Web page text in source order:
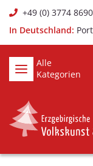
+49 (0) 3774
In Deutschland:
Alle
Kategorien